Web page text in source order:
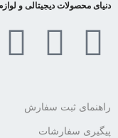
دنیای محصولات دیجیتالی و
راهنمای ثبت سفارش
پیگیری سفارشات